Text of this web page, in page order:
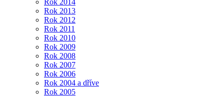
Rok 2014
Rok 2013
Rok 2012
Rok 2011
Rok 2010
Rok 2009
Rok 2008
Rok 2007
Rok 2006
Rok 2004 a dříve
Rok 2005